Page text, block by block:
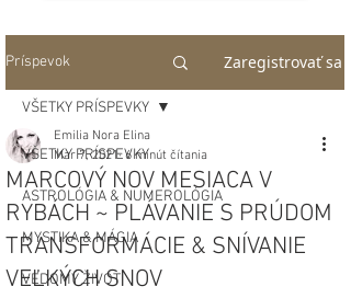
Príspevok Zaregistrovať sa
VŠETKY PRÍSPEVKY
ASTROLÓGIA & NUMEROLÓGIA
MYSTIKA & MÁGIA
VEDOMÝ ŽIVOT
VŠETKY PRÍSPEVKY
MARCOVÝ NOV MESIACA V
RYBÁCH ~ PLÁVANIE S PRÚDOM
TRANSFORMÁCIE & SNÍVANIE
VEĽKÝCH SNOV
Emilia Nora Elina
Mar 7, 2021 6 minút čítania